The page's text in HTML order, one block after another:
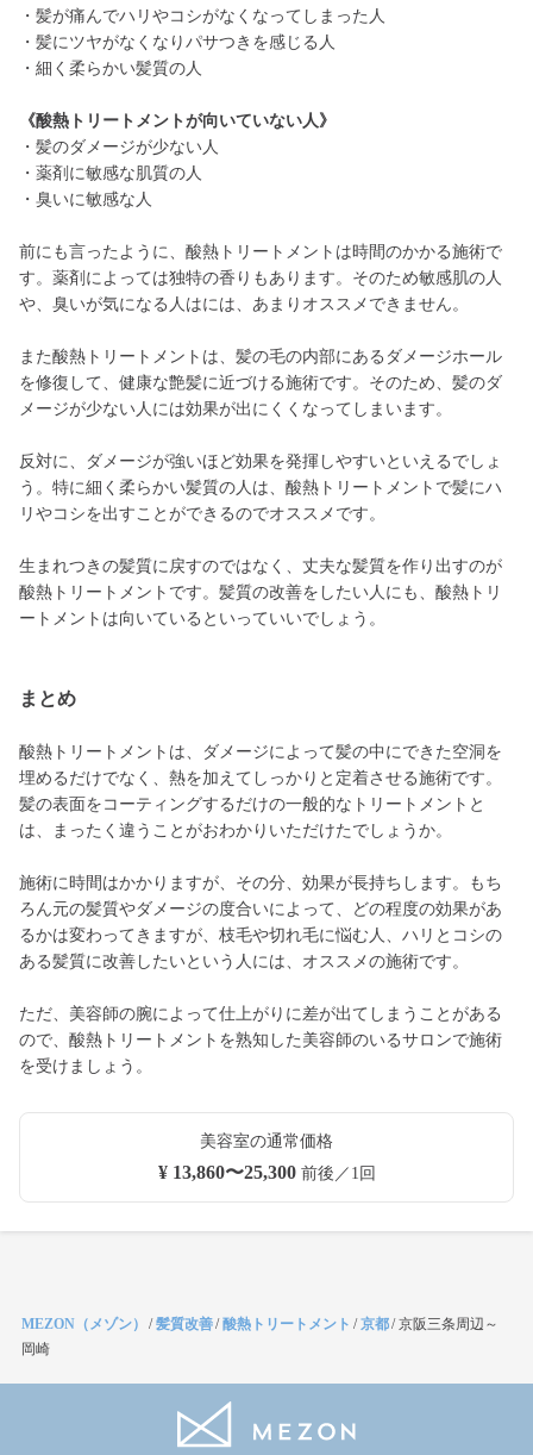
・髪が痛んでハリやコシがなくなってしまった人
・髪にツヤがなくなりパサつきを感じる人
・細く柔らかい髪質の人
《酸熱トリートメントが向いていない人》
・髪のダメージが少ない人
・薬剤に敏感な肌質の人
・臭いに敏感な人
前にも言ったように、酸熱トリートメントは時間のかかる施術で
す。薬剤によっては独特の香りもあります。そのため敏感肌の人
や、臭いが気になる人はには、あまりオススメできません。
また酸熱トリートメントは、髪の毛の内部にあるダメージホール
を修復して、健康な艶髪に近づける施術です。そのため、髪のダ
メージが少ない人には効果が出にくくなってしまいます。
反対に、ダメージが強いほど効果を発揮しやすいといえるでしょ
う。特に細く柔らかい髪質の人は、酸熱トリートメントで髪にハ
リやコシを出すことができるのでオススメです。
生まれつきの髪質に戻すのではなく、丈夫な髪質を作り出すのが
酸熱トリートメントです。髪質の改善をしたい人にも、酸熱トリ
ートメントは向いているといっていいでしょう。
まとめ
酸熱トリートメントは、ダメージによって髪の中にできた空洞を
埋めるだけでなく、熱を加えてしっかりと定着させる施術です。
髪の表面をコーティングするだけの一般的なトリートメントと
は、まったく違うことがおわかりいただけたでしょうか。
施術に時間はかかりますが、その分、効果が長持ちします。もち
ろん元の髪質やダメージの度合いによって、どの程度の効果があ
るかは変わってきますが、枝毛や切れ毛に悩む人、ハリとコシの
ある髪質に改善したいという人には、オススメの施術です。
ただ、美容師の腕によって仕上がりに差が出てしまうことがある
ので、酸熱トリートメントを熟知した美容師のいるサロンで施術
を受けましょう。
美容室の通常価格
¥ 13,860〜25,300前後／1回
MEZON（メゾン） /髪質改善/酸熱トリートメント /京都/京阪三条周辺～
岡崎